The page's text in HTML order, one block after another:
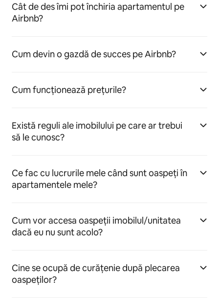
Cât de des îmi pot închiria apartamentul pe
Airbnb?
Cum devin o gazdă de succes pe Airbnb?
Cum funcționează prețurile?
Există reguli ale imobilului pe care ar trebui
să le cunosc?
Ce fac cu lucrurile mele când sunt oaspeți în
apartamentele mele?
Cum vor accesa oaspeții imobilul/unitatea
dacă eu nu sunt acolo?
Cine se ocupă de curățenie după plecarea
oaspeților?